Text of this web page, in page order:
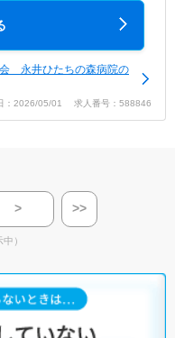
永井ひたちの森病院の
：2026/05/01 求人番号：588846
> >>
）